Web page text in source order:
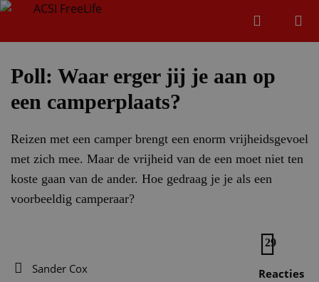
Zoeken
Poll: Waar erger jij je aan op
een camperplaats?
Reizen met een camper brengt een enorm vrijheidsgevoel
met zich mee. Maar de vrijheid van de een moet niet ten
koste gaan van de ander. Hoe gedraag je je als een
voorbeeldig camperaar?
Sander Cox
29
Reacties